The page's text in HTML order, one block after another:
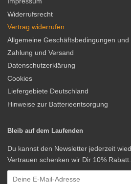
Widerrufsrecht
Vertrag widerrufen
Allgemeine Geschäftsbedingungen
Zahlung und Versand
Datenschutzerklärung
Cookies
Liefergebiete Deutschland
Hinweise zur Batterieentsorgung
Bleib auf dem Laufenden
Du kannst den Newsletter jederzeit
Vertrauen schenken wir Dir 10% Rabatt.